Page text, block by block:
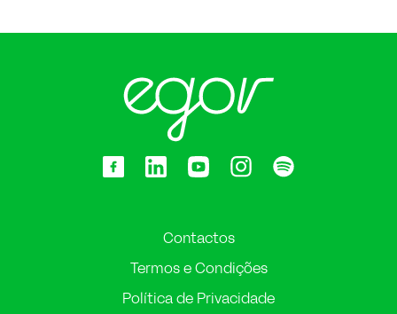
Contactos
Termos e Condições
Política de Privacidade